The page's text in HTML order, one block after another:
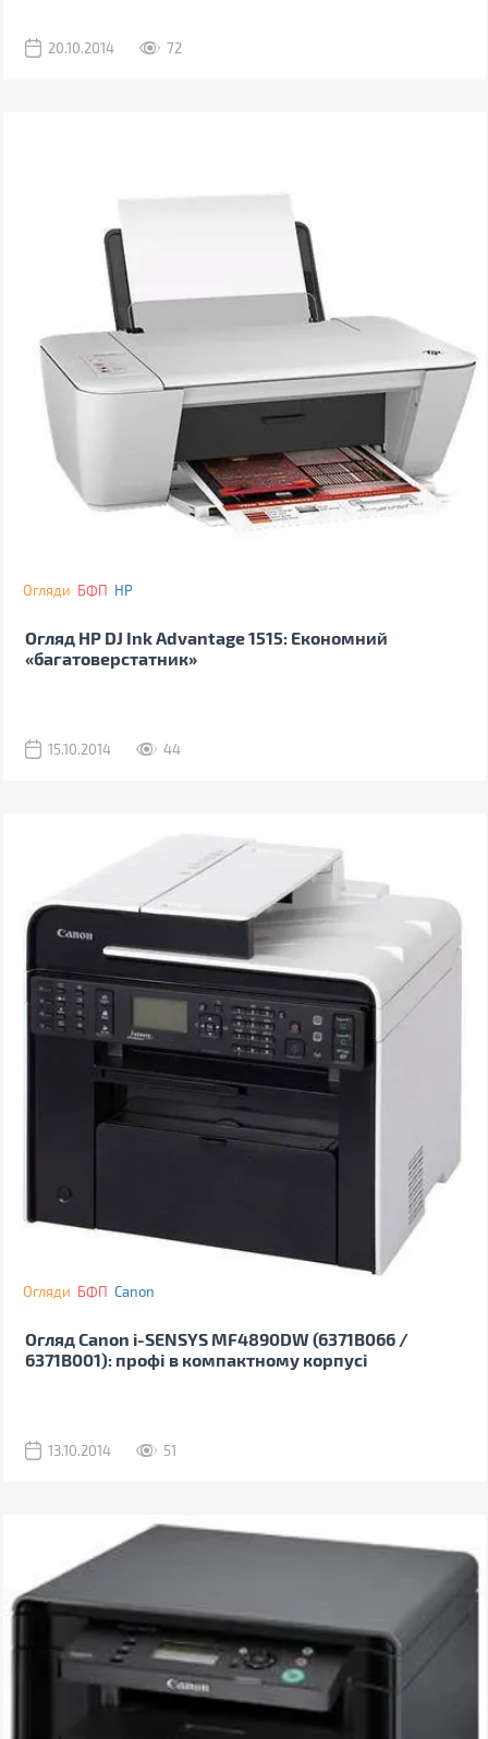
20.10.2014 72
Огляди БФП HP
Огляд HP DJ Ink Advantage 1515: Економний
«багатоверстатник»
15.10.2014 44
Огляди БФП Canon
Огляд Canon i-SENSYS MF4890DW (6371B066 /
6371В001): профі в компактному корпусі
13.10.2014 51